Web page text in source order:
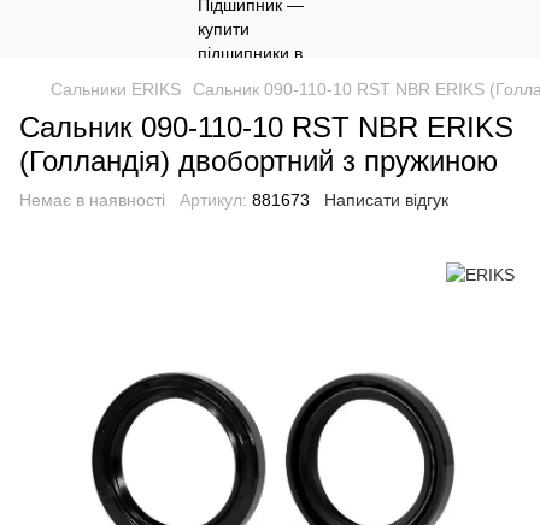
Сальники ERIKS Сальник 090-110-10 RST NBR ERIKS
Сальник 090-110-10 RST NBR ERIKS
(Голландія) двобортний з пружиною
Немає в наявності Артикул: 881673 Написати відгук